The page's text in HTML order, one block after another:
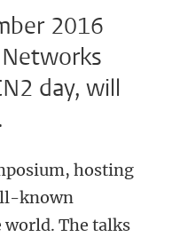
2016
day, will
hosting
known
The talks